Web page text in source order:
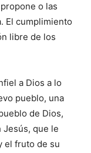
o las
El cumplimiento
libre de los
a Dios a lo
pueblo, una
de Dios,
Jesús, que le
el fruto de su